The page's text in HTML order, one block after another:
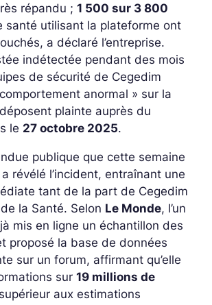
répandu ; 1 500 sur 3 800
santé utilisant la plateforme ont
a déclaré l’entreprise.
indétectée pendant des mois
de sécurité de Cegedim
anormal » sur la
plainte auprès du
le 27 octobre 2025.
publique que cette semaine
a révélé l’incident, entraînant une
tant de la part de Cegedim
la Santé. Selon Le Monde, l’un
mis en ligne un échantillon des
proposé la base de données
sur un forum, affirmant qu’elle
sur 19 millions de
aux estimations